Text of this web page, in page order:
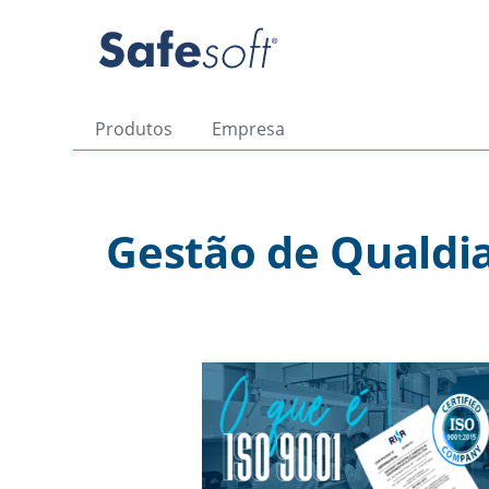
Produtos Empresa
Gestão de